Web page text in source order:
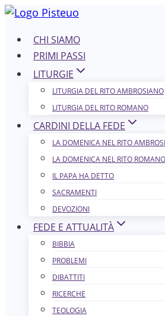
Salta
contenutoCHI SIAMO
PRIMI PASSI
LITURGIE
LITURGIA DEL RITO AMBROSIANO
LITURGIA DEL RITO ROMANO
CARDINI DELLA FEDE
LA DOMENICA NEL R​​​​​​ITO
LA DOMENICA NEL RITO ROMANO
IL PAPA HA DETTO
SACRAMENTI
DEVOZIONI
FEDE E ATTUALITÀ
BIBBIA
PROBLEMI
DIBATTITI
RICERCHE
TEOLOGIA